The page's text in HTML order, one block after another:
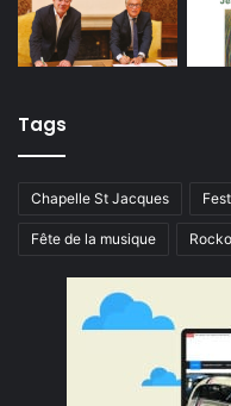
Tags
Chapelle St Jacques
Fête de la musique